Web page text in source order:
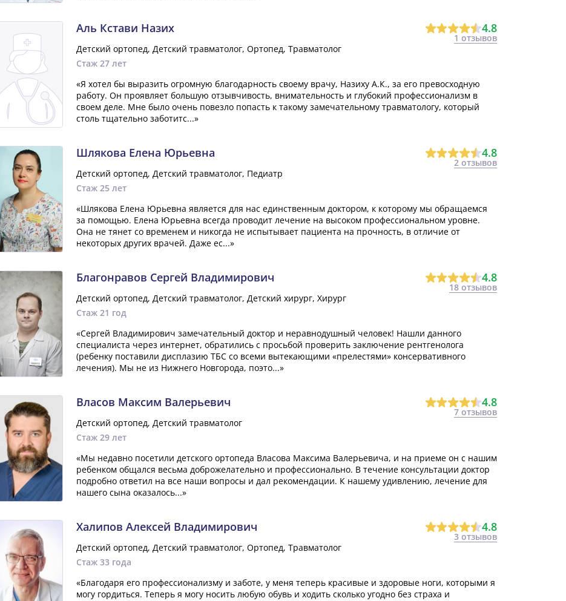
Аль Кстави Назих 4.8
1 отзывов
Детский ортопед, Детский травматолог, Ортопед, Травматолог
Стаж 27 лет
«Я хотел бы выразить огромную благодарность своему врачу, Назиху А.К., за его превосходную
работу. Он проявляет большую отзывчивость, внимательность и глубокий профессионализм в
своем деле. Мне было очень повезло попасть к такому замечательному травматологу, который
столь тщательно заботитс...»
Шлякова Елена Юрьевна 4.8
2 отзывов
Детский ортопед, Детский травматолог, Педиатр
Стаж 25 лет
«Шлякова Елена Юрьевна является для нас единственным доктором, к которому мы обращаемся
за помощью. Елена Юрьевна всегда проводит лечение на высоком профессиональном уровне.
Она не тянет со временем и никогда не испытывает пациента на прочность, в отличие от
некоторых других врачей. Даже ес...»
Благонравов Сергей Владимирович 4.8
18 отзывов
Детский ортопед, Детский травматолог, Детский хирург, Хирург
Стаж 21 год
«Сергей Владимирович замечательный доктор и неравнодушный человек! Нашли данного
специалиста через интернет, обратились с просьбой проверить заключение рентгенолога
(ребенку поставили дисплазию ТБС со всеми вытекающими «прелестями» консервативного
лечения). Мы не из Нижнего Новгорода, поэто...»
Власов Максим Валерьевич 4.8
7 отзывов
Детский ортопед, Детский травматолог
Стаж 29 лет
«Мы недавно посетили детского ортопеда Власова Максима Валерьевича, и на приеме он с нашим
ребенком общался весьма доброжелательно и профессионально. В течение консультации доктор
подробно ответил на все наши вопросы и дал рекомендации. К нашему удивлению, лечение для
нашего сына оказалось...»
Халипов Алексей Владимирович 4.8
3 отзывов
Детский ортопед, Детский травматолог, Ортопед, Травматолог
Стаж 33 года
«Благодаря его профессионализму и заботе, у меня теперь красивые и здоровые ноги, которыми я
могу гордиться. Теперь я могу носить любую обувь и ходить сколько угодно без страха и